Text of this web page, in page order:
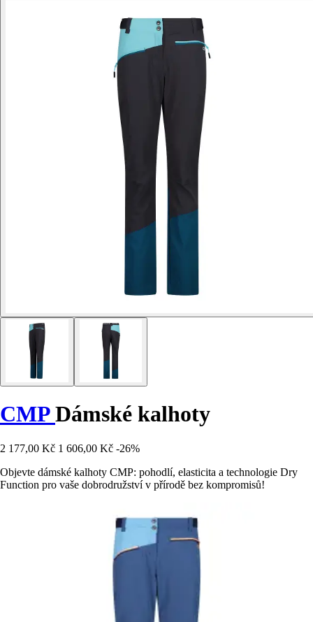
CMPDámské kalhoty
2 177,00 Kč 1 606,00 Kč -26%
Objevte dámské kalhoty CMP: pohodlí, elasticita a technologie Dry
Function pro vaše dobrodružství v přírodě bez kompromisů!